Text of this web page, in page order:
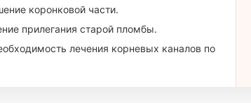
коронковой части.
прилегания старой пломбы.
лечения корневых каналов по